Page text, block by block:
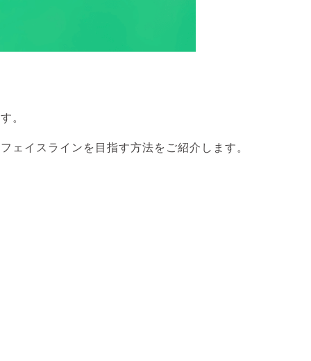
。
ェイスラインを目指す方法をご紹介します。